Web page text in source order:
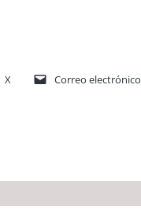
X Correo electrónico